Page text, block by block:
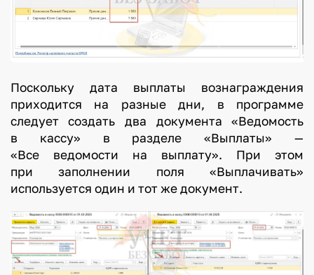
Поскольку дата выплаты вознаграждения
приходится на разные дни, в программе
следует создать два документа «Ведомость
в кассу» в разделе «Выплаты» —
«Все ведомости на выплату». При этом
при заполнении поля «Выплачивать»
используется один и тот же документ.